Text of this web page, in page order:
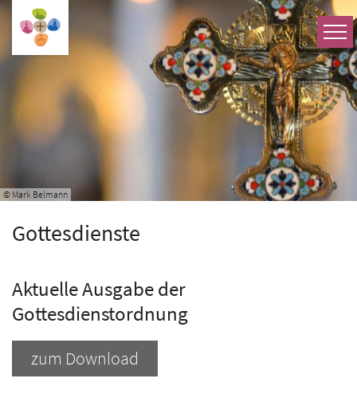
Zum Inhalt springen
© Mark Belmann
Gottesdienste
Aktuelle Ausgabe der
Gottesdienstordnung
zum Download